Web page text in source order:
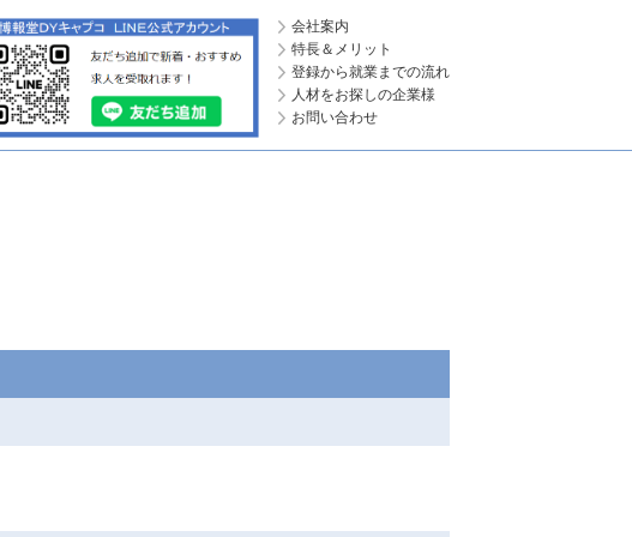
会社案内
特長＆メリット
登録から就業までの流れ
人材をお探しの企業様
お問い合わせ